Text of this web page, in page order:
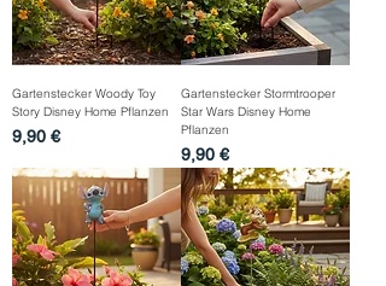
Gartenstecker Woody Toy
Story Disney Home Pflanzen
Preis
9,90 €
Gartenstecker Stormtrooper
Star Wars Disney Home
Pflanzen
Preis
9,90 €